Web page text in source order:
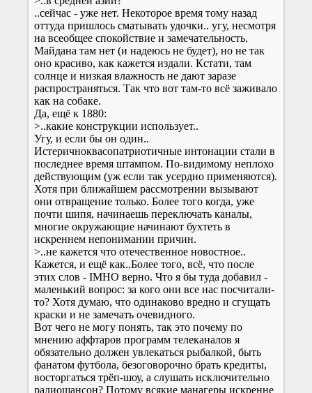
..сейчас - уже нет. Некоторое время тому назад
оттуда пришлось сматывать удочки.. угу, несмотря
на всеобщее спокойствие и замечательность.
Майдана там нет (и надеюсь не будет), но не так
оно красиво, как кажется издали. Кстати, там
солнце и низкая влажность не дают заразе
распространяться. Так что вот там-то всё заживало
как на собаке.
Да, ещё к 1880:
>..какие конструкции использует..
Угу, и если бы он один..
Истеричноквасопатриотичные интонации стали в
последнее время штампом. По-видимому неплохо
действующим (уж если так усердно применяются).
Хотя при ближайшем рассмотрении вызывают
они отвращение только. Более того когда, уже
почти шипя, начинаешь переключать каналы,
многие окружающие начинают бухтеть в
искреннем непонимании причин.
>..не кажется что отечественное новостное..
Кажется, и ещё как..Более того, всё, что после
этих слов - IMHO верно. Что я бы туда добавил -
маленький вопрос: за кого они все нас посчитали-
то? Хотя думаю, что одинаково вредно и сгущать
краски и не замечать очевидного.
Вот чего не могу понять, так это почему по
мнению аффтаров программ телеканалов я
обязательно должен увлекаться рыбалкой, быть
фанатом футбола, безоговорочно брать кредиты,
восторгаться трёп-шоу, а слушать исключительно
радиошансон? Потому всякие манагеры искренне